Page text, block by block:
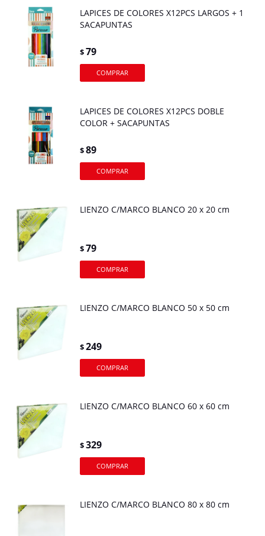
LAPICES DE COLORES X12PCS LARGOS + 1
SACAPUNTAS
$79
LAPICES DE COLORES X12PCS DOBLE
COLOR + SACAPUNTAS
$89
LIENZO C/MARCO BLANCO 20 x 20 cm
$79
LIENZO C/MARCO BLANCO 50 x 50 cm
$249
LIENZO C/MARCO BLANCO 60 x 60 cm
$329
LIENZO C/MARCO BLANCO 80 x 80 cm